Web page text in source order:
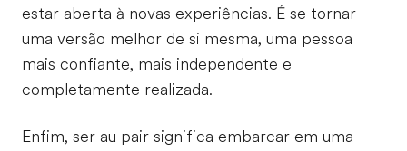
estar aberta à novas experiências. É se tornar
uma versão melhor de si mesma, uma pessoa
mais confiante, mais independente e
completamente realizada.
Enfim, ser au pair significa embarcar em uma